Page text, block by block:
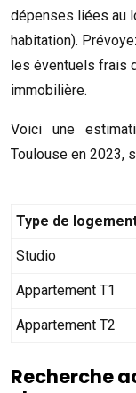
dépenses liées au
habitation).
les éventuels frais
immobilière.
Voici une
Toulouse en 2023,
Type de
Studio
Appartement T1
Appartement T2
Recherche